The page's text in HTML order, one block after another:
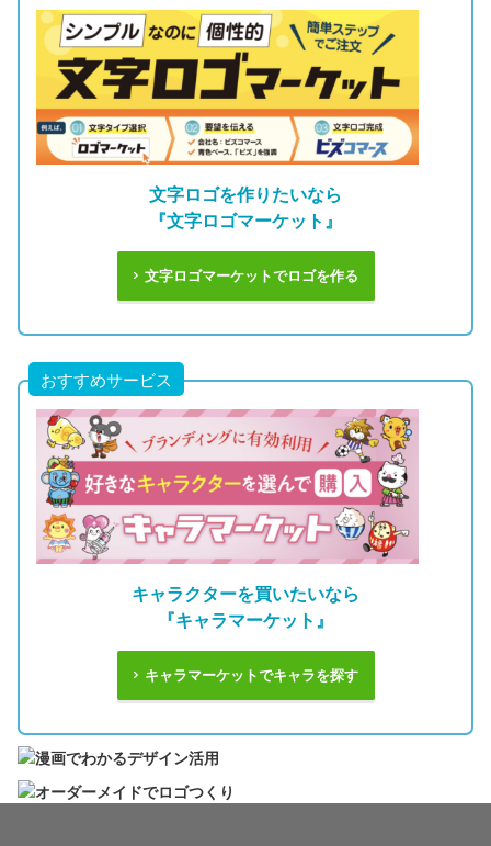
文字ロゴを作りたいなら
『文字ロゴマーケット』
文字ロゴマーケットでロゴを作る
おすすめサービス
キャラクターを買いたいなら
『キャラマーケット』
キャラマーケットでキャラを探す